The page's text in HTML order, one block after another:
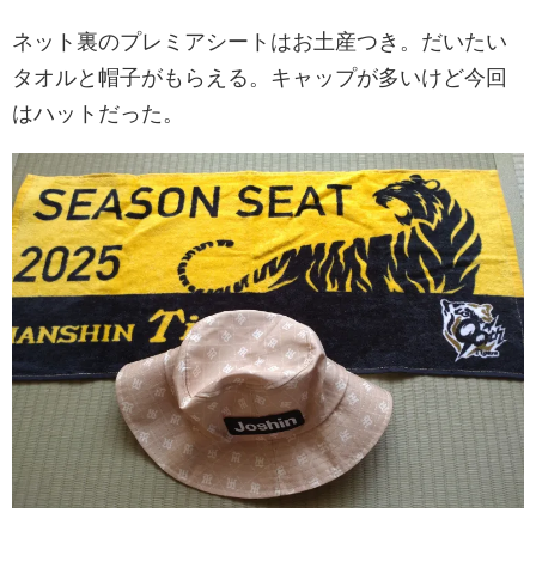
ネット裏のプレミアシートはお土産つき。だいたい
タオルと帽子がもらえる。キャップが多いけど今回
はハットだった。